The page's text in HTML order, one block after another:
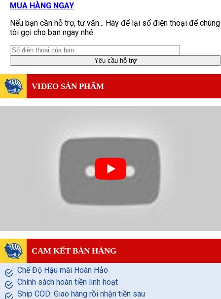
MUA HÀNG NGAY
Nếu bạn cần hỗ trợ, tư vấn... Hãy để lại số điện thoại để chúng
tôi gọi cho bạn ngay nhé.
VIDEO SẢN PHẨM
CAM KẾT BÁN HÀNG
Chế Độ Hậu mãi Hoàn Hảo
Chính sách hoàn tiền linh hoạt
Ship COD: Giao hàng rồi nhận tiền sau